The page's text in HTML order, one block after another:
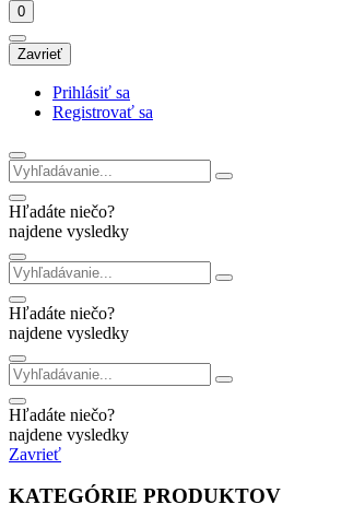
0
Zavrieť
Prihlásiť sa
Registrovať sa
Hľadáte niečo?
najdene vysledky
Hľadáte niečo?
najdene vysledky
Hľadáte niečo?
najdene vysledky
Zavrieť
KATEGÓRIE PRODUKTOV